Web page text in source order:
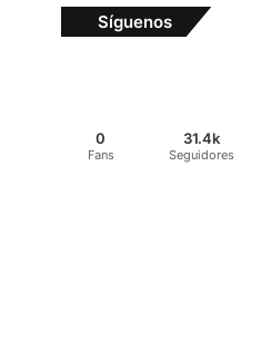
Síguenos
0
Fans
31.4k
Seguidores